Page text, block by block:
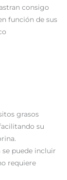
consigo
función de sus
grasos
su
puede incluir
requiere